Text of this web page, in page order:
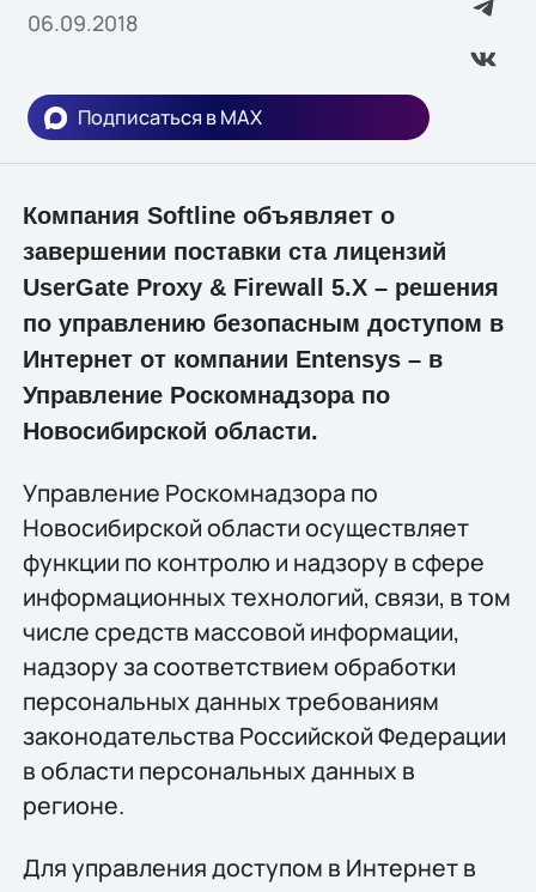
06.09.2018
Подписаться в MAX
Компания Softline объявляет о
завершении поставки ста лицензий
UserGate Proxy & Firewall 5.X – решения
по управлению безопасным доступом в
Интернет от компании Entensys – в
Управление Роскомнадзора по
Новосибирской области.
Управление Роскомнадзора по
Новосибирской области осуществляет
функции по контролю и надзору в сфере
информационных технологий, связи, в том
числе средств массовой информации,
надзору за соответствием обработки
персональных данных требованиям
законодательства Российской Федерации
в области персональных данных в
регионе.
Для управления доступом в Интернет в